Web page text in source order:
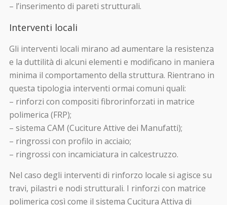
– l’inserimento di pareti strutturali.
Interventi locali
Gli interventi locali mirano ad aumentare la resistenza
e la duttilità di alcuni elementi e modificano in maniera
minima il comportamento della struttura. Rientrano in
questa tipologia interventi ormai comuni quali:
– rinforzi con compositi fibrorinforzati in matrice
polimerica (FRP);
– sistema CAM (Cuciture Attive dei Manufatti);
– ringrossi con profilo in acciaio;
– ringrossi con incamiciatura in calcestruzzo.
Nel caso degli interventi di rinforzo locale si agisce su
travi, pilastri e nodi strutturali. I rinforzi con matrice
polimerica così come il sistema Cucitura Attiva di